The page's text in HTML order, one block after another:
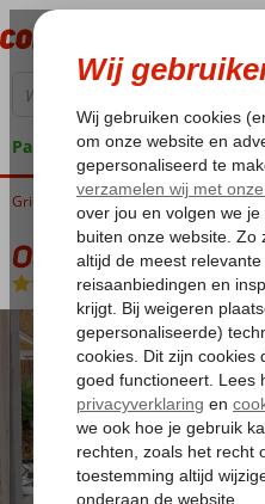
Pakketgarantie
Home
Griekenland Kreta Agia Pelagia Out
Out of the Blue
All Inclusive-